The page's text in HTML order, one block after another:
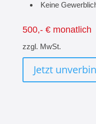
Keine
500,- € monatlich
zzgl. MwSt.
Jetzt